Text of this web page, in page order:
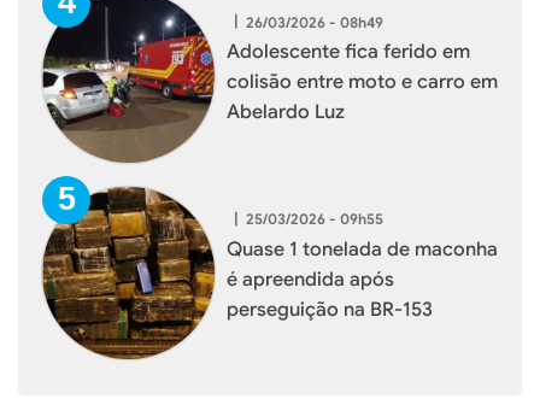
| 26/03/2026 - 08h49
Adolescente fica ferido em
colisão entre moto e carro em
Abelardo Luz
| 25/03/2026 - 09h55
Quase 1 tonelada de maconha
é apreendida após
perseguição na BR-153